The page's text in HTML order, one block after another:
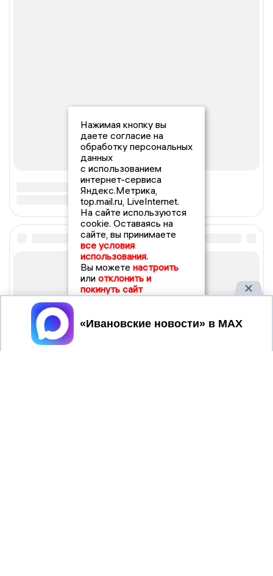
Нажимая кнопку вы
даете согласие на
обработку персональных
данных
с использованием
интернет-сервиса
Яндекс.Метрика,
top.mail.ru, LiveInternet.
На сайте используются
cookie. Оставаясь на
сайте, вы принимаете
все условия
использования.
Вы можете настроить
или отклонить и
покинуть сайт
Принять